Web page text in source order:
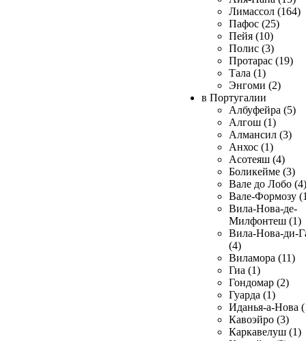
Лимассол (164)
Пафос (25)
Пейя (10)
Полис (3)
Протарас (19)
Тала (1)
Энгоми (2)
в Португалии
Албуфейра (5)
Алгош (1)
Алмансил (3)
Анхос (1)
Асотеяш (4)
Боликейме (3)
Вале до Лобо (4)
Вале-Формозу
Вила-Нова-де-
Милфонтеш (1)
Вила-Нова-ди-
(4)
Виламора (11)
Гиа (1)
Гондомар (2)
Гуарда (1)
Иданья-а-Нова
Кавоэйро (3)
Каркавелуш (1)